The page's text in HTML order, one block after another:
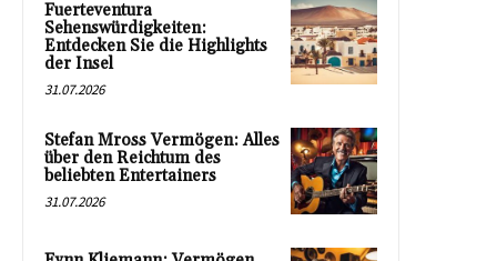
Fuerteventura
Sehenswürdigkeiten:
Entdecken Sie die Highlights
der Insel
31.07.2026
Stefan Mross Vermögen: Alles
über den Reichtum des
beliebten Entertainers
31.07.2026